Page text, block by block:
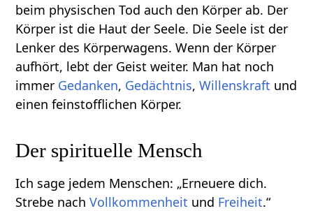
beim physischen Tod auch den Körper ab. Der
Körper ist die Haut der Seele. Die Seele ist der
Lenker des Körperwagens. Wenn der Körper
aufhört, lebt der Geist weiter. Man hat noch
immer Gedanken, Gedächtnis,Willenskraft und
einen feinstofflichen Körper.
Der spirituelle Mensch
Ich sage jedem Menschen: „Erneuere dich.
Strebe nachVollkommenheit und Freiheit.“